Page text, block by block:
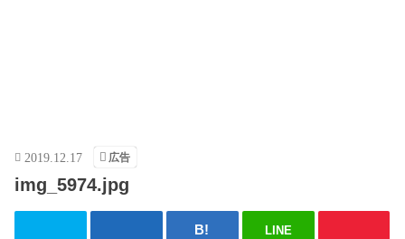
2019.12.17 広告
img_5974.jpg
LINE